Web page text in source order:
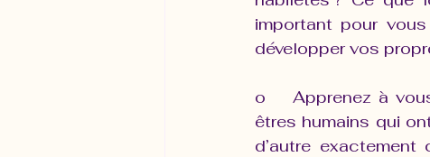
important pour
développer vos
o    Apprenez à
êtres humains qui
d’autre